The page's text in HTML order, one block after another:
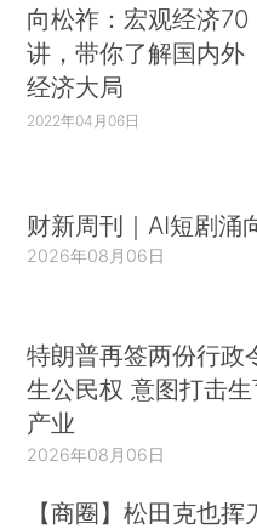
向松祚：宏观经济70
讲，带你了解国内外
经济大局
2022年04月06日
财新周刊｜AI短剧涌
2026年08月06日
特朗普再签两份行政
生公民权 意图打击
产业
2026年08月06日
【商圈】松田克也挥